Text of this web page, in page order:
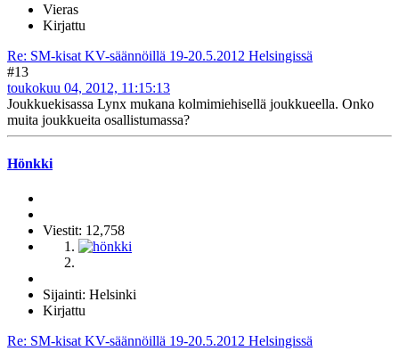
Vieras
Kirjattu
Re: SM-kisat KV-säännöillä 19-20.5.2012 Helsingissä
#13
toukokuu 04, 2012, 11:15:13
Joukkuekisassa Lynx mukana kolmimiehisellä joukkueella. Onko
muita joukkueita osallistumassa?
Hönkki
Viestit: 12,758
Sijainti: Helsinki
Kirjattu
Re: SM-kisat KV-säännöillä 19-20.5.2012 Helsingissä